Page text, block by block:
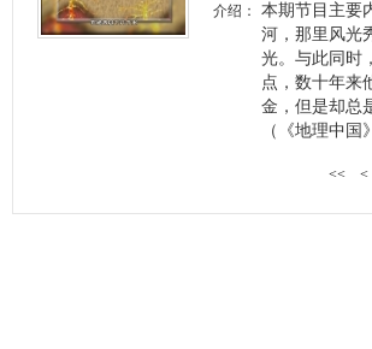
介绍：
本期节目主要
河，那里风光
光。与此同时
点，数十年来
金，但是却总
（《地理中国
<< <